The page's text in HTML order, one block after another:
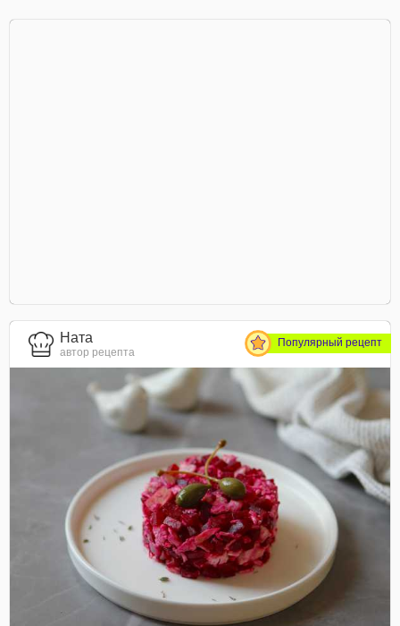
Ната
автор рецепта
Популярный рецепт